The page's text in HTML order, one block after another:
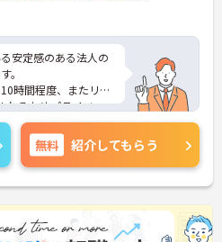
安定感のある法人の
。
時間程度、またリフ
れるためプライベー
だく事ができます。
ントなどお話致しま
ださい。
無料 紹介してもらう